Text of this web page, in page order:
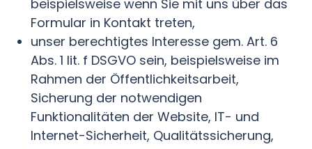
beispielsweise wenn Sie mit uns über das
Formular in Kontakt treten,
unser berechtigtes Interesse gem. Art. 6
Abs. 1 lit. f DSGVO sein, beispielsweise im
Rahmen der Öffentlichkeitsarbeit,
Sicherung der notwendigen
Funktionalitäten der Website, IT- und
Internet-Sicherheit, Qualitätssicherung,